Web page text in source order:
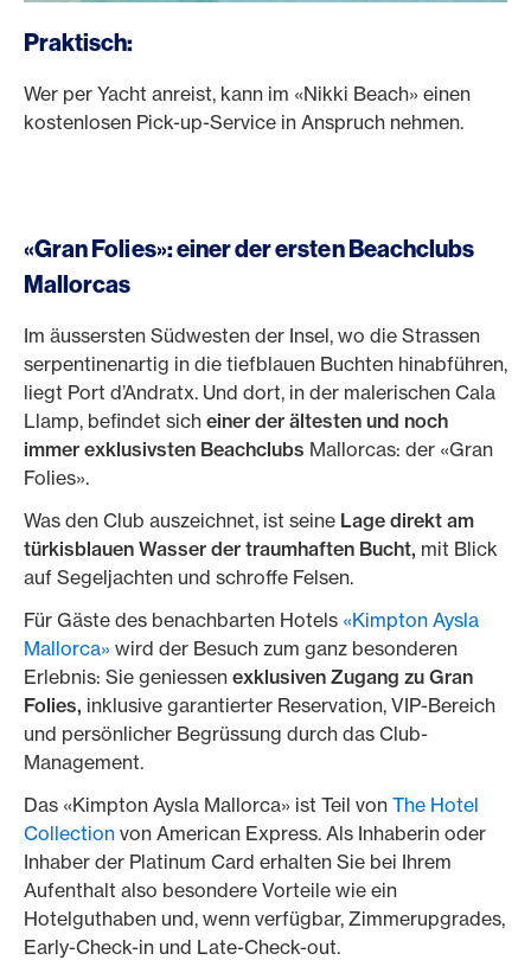
Praktisch:
Wer per Yacht anreist, kann im «Nikki Beach» einen
kostenlosen Pick-up-Service in Anspruch nehmen.
«Gran Folies»: einer der ersten Beachclubs
Mallorcas
Im äussersten Südwesten der Insel, wo die Strassen
serpentinenartig in die tiefblauen Buchten hinabführen,
liegt Port d’Andratx. Und dort, in der malerischen Cala
Llamp, befindet sich einer der ältesten und noch
immer exklusivsten Beachclubs Mallorcas: der «Gran
Folies».
Was den Club auszeichnet, ist seine Lage direkt am
türkisblauen Wasser der traumhaften Bucht, mit Blick
auf Segeljachten und schroffe Felsen.
Für Gäste des benachbarten Hotels «Kimpton Aysla
Mallorca» wird der Besuch zum ganz besonderen
Erlebnis: Sie geniessen exklusiven Zugang zu Gran
Folies, inklusive garantierter Reservation, VIP-Bereich
und persönlicher Begrüssung durch das Club-
Management.
Das «Kimpton Aysla Mallorca» ist Teil von The Hotel
Collection von American Express. Als Inhaberin oder
Inhaber der Platinum Card erhalten Sie bei Ihrem
Aufenthalt also besondere Vorteile wie ein
Hotelguthaben und, wenn verfügbar, Zimmerupgrades,
Early-Check-in und Late-Check-out.